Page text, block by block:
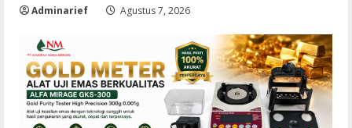
Adminarief Agustus 7, 2026